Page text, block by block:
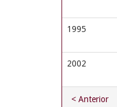
1995
2002
< Anterior